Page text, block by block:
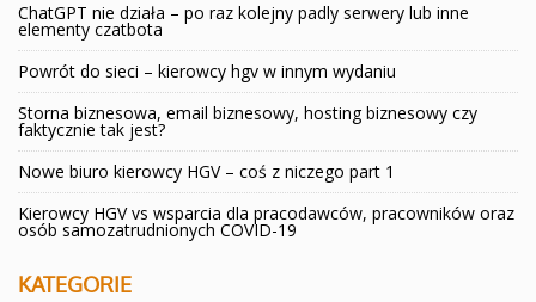
ChatGPT nie działa – po raz kolejny padly serwery lub inne
elementy czatbota
Powrót do sieci – kierowcy hgv w innym wydaniu
Storna biznesowa, email biznesowy, hosting biznesowy czy
faktycznie tak jest?
Nowe biuro kierowcy HGV – coś z niczego part 1
Kierowcy HGV vs wsparcia dla pracodawców, pracowników oraz
osób samozatrudnionych COVID-19
KATEGORIE